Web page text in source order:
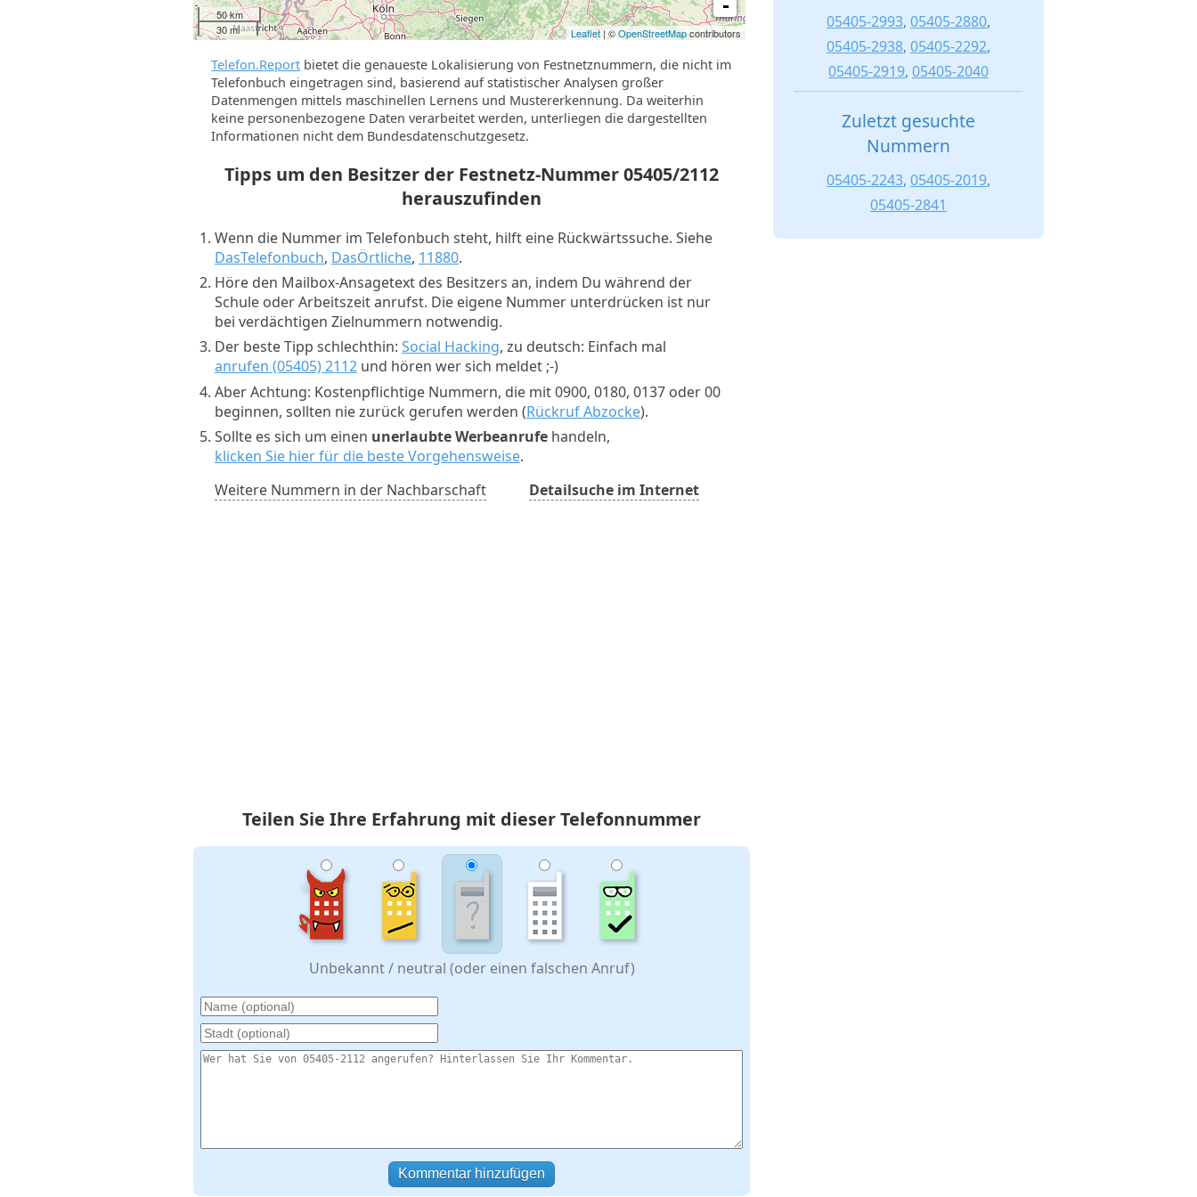
50 km
30 mi
-
Leaflet| ©OpenStreetMapcontributors
Telefon.Report bietet die genaueste Lokalisierung von Festnetznummern, die nicht im
Telefonbuch eingetragen sind, basierend auf statistischer Analysen großer
Datenmengen mittels maschinellen Lernens und Mustererkennung. Da weiterhin
keine personenbezogene Daten verarbeitet werden, unterliegen die dargestellten
Informationen nicht dem Bundesdatenschutzgesetz.
Tipps um den Besitzer der Festnetz-Nummer05405/2112
herauszufinden
Wenn die Nummer im Telefonbuch steht, hilft eine Rückwärtssuche. Siehe
DasTelefonbuch, DasÖrtliche, 11880.
Höre den Mailbox-Ansagetext des Besitzers an, indem Du während der
Schule oder Arbeitszeit anrufst. Die eigene Nummer unterdrücken ist nur
bei verdächtigen Zielnummern notwendig.
Der beste Tipp schlechthin: Social Hacking, zu deutsch: Einfach mal
anrufen (05405) 2112 und hören wer sich meldet ;-)
Aber Achtung: Kostenpflichtige Nummern, die mit 0900, 0180, 0137 oder 00
beginnen, sollten nie zurück gerufen werden (Rückruf Abzocke).
Sollte es sich um einen unerlaubte Werbeanrufe handeln,
klicken Sie hier für die beste Vorgehensweise.
Weitere Nummern in der Nachbarschaft
Detailsuche im Internet
Teilen Sie Ihre Erfahrung mit dieser Telefonnummer
Unbekannt / neutral (oder einen falschen Anruf)
Kommentar hinzufügen
05405-2993, 05405-2880,
05405-2938, 05405-2292,
05405-2919, 05405-2040
Zuletzt gesuchte
Nummern
05405-2243, 05405-2019,
05405-2841